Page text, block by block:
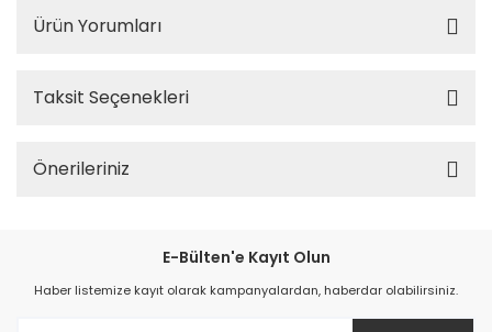
Ürün Yorumları
Taksit Seçenekleri
Önerileriniz
E-Bülten'e Kayıt Olun
Haber listemize kayıt olarak kampanyalardan, haberdar olabilirsiniz.